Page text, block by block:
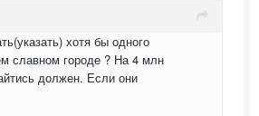
хотя бы одного
славном городе ? На 4 млн
должен. Если они